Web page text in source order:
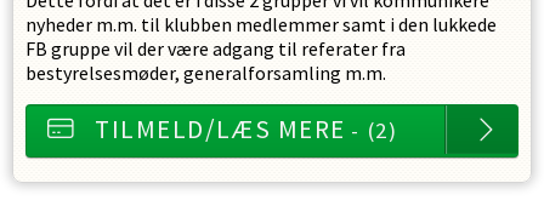
nyheder m.m. til klubben medlemmer samt i den lukkede
FB gruppe vil der være adgang til referater fra
bestyrelsesmøder, generalforsamling m.m.
TILMELD/LÆS MERE - (2)